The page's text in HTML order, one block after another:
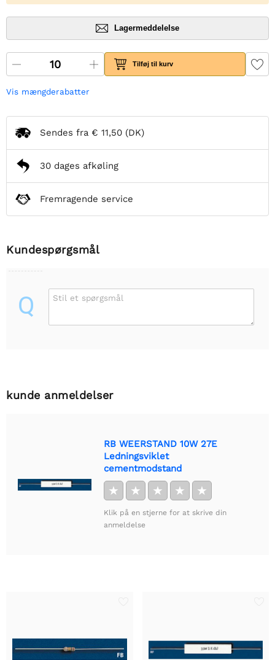
Lagermeddelelse
Tilføj til kurv
Vis mængderabatter
Sendes fra € 11,50 (DK)
30 dages afkøling
Fremragende service
Kundespørgsmål
Q Stil et spørgsmål
kunde anmeldelser
RB WEERSTAND 10W 27E
Ledningsviklet
cementmodstand
★ ★ ★ ★ ★
Klik på en stjerne for at skrive din
anmeldelse